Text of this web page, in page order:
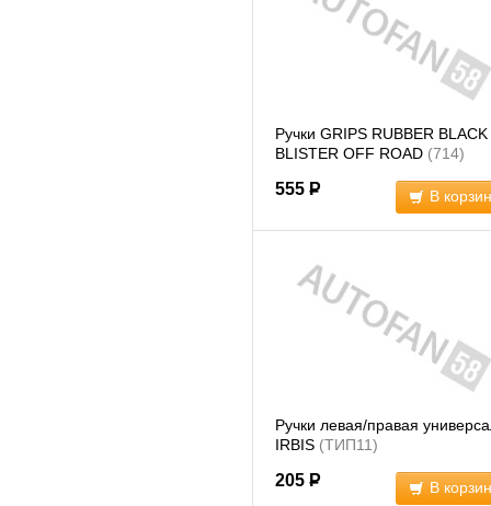
Ручки GRIPS RUBBER BLACK
BLISTER OFF ROAD (714)
555 Р В
Ручки левая/правая
IRBIS (ТИП11)
205 Р В